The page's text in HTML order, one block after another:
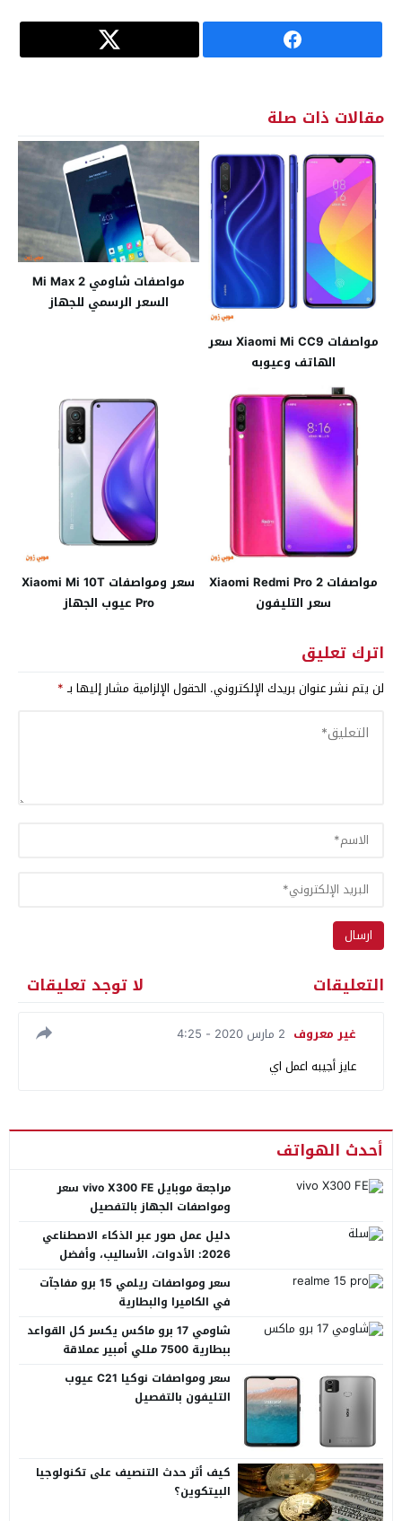
مقالات ذات صلة
مواصفات Xiaomi Mi CC9 سعر
الهاتف وعيوبه
مواصفات شاومي Mi Max 2
السعر الرسمي للجهاز
مواصفات Xiaomi Redmi Pro 2
سعر التليفون
سعر ومواصفات Xiaomi Mi 10T
Pro عيوب الجهاز
اترك تعليق
لن يتم نشر عنوان بريدك الإلكتروني. الحقول الإلزامية مشار إليها بـ*
التعليقات لا توجد تعليقات
غير معروف 2 مارس 2020 - 4:25
عايز أجيبه اعمل اي
أحدث الهواتف
مراجعة موبايل vivo X300 FE سعر
ومواصفات الجهاز بالتفصيل
دليل عمل صور عبر الذكاء الاصطناعي
2026: الأدوات، الأساليب، وأفضل
سعر ومواصفات ريلمي 15 برو مفاجآت
في الكاميرا والبطارية
شاومي 17 برو ماكس يكسر كل القواعد
ببطارية 7500 مللي أمبير عملاقة
سعر ومواصفات نوكيا C21 عيوب
التليفون بالتفصيل
كيف أثر حدث التنصيف على تكنولوجيا
البيتكوين؟